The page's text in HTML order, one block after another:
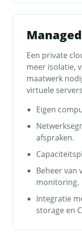
Een private
meer isolatie,
maatwerk
virtuele
Eigen
afspraken.
Beheer van
monitoring.
Integratie
storage en